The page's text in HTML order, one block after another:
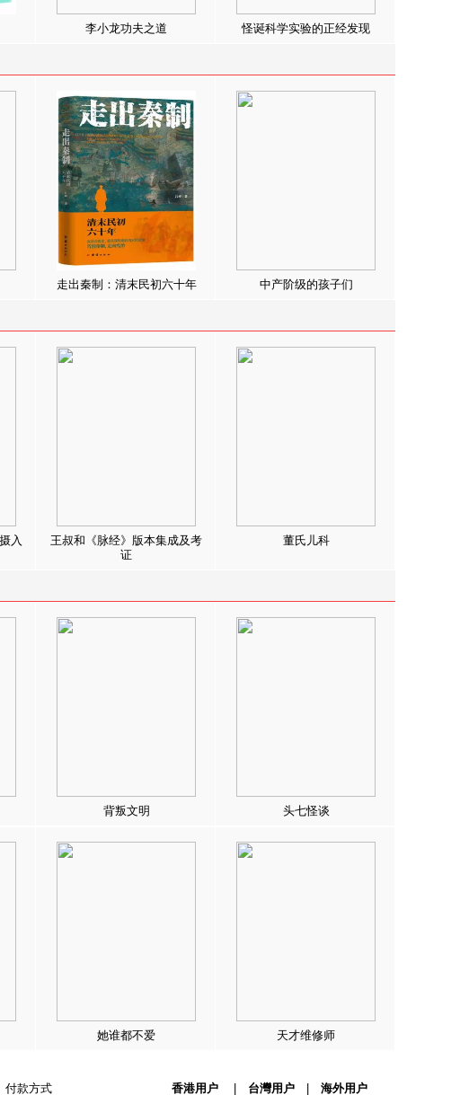
李小龙功夫之道 怪诞科学实验的正经发现
走出秦制：清末民初六十年 中产阶级的孩子们
入
王叔和《脉经》版本集成及考
证
董氏儿科
背叛文明 头七怪谈
她谁都不爱 天才维修师
付款方式 香港用户| 台灣用户| 海外用户